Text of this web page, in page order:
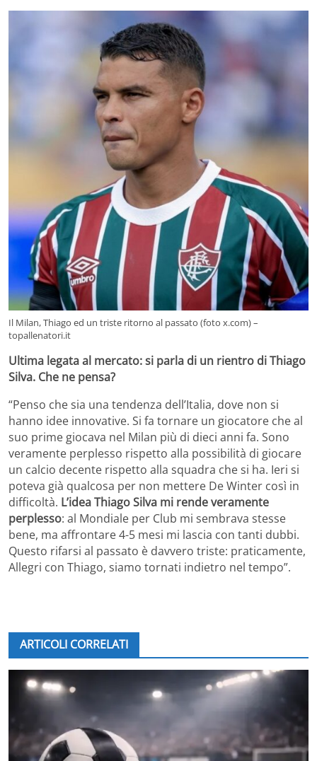
Il Milan, Thiago ed un triste ritorno al passato (foto x.com) –
topallenatori.it
Ultima legata al mercato: si parla di un rientro di Thiago
Silva. Che ne pensa?
“Penso che sia una tendenza dell’Italia, dove non si
hanno idee innovative. Si fa tornare un giocatore che al
suo prime giocava nel Milan più di dieci anni fa. Sono
veramente perplesso rispetto alla possibilità di giocare
un calcio decente rispetto alla squadra che si ha. Ieri si
poteva già qualcosa per non mettere De Winter così in
difficoltà. L’idea Thiago Silva mi rende veramente
perplesso: al Mondiale per Club mi sembrava stesse
bene, ma affrontare 4-5 mesi mi lascia con tanti dubbi.
Questo rifarsi al passato è davvero triste: praticamente,
Allegri con Thiago, siamo tornati indietro nel tempo”.
ARTICOLI CORRELATI